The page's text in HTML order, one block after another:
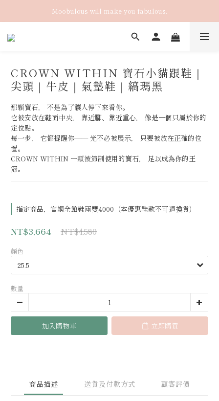
Moobulous will make you fabulous.
CROWN WITHIN 寶石小貓跟鞋｜
尖頭｜牛皮｜氣墊鞋｜縞瑪黑
那顆寶石， 不是為了讓人停下來看你。
它被安放在鞋面中央， 靠近腳、靠近重心， 像是一個只屬於你的
定位點。
每一步， 它都提醒你—— 光不必被展示， 只要被放在正確的位
置。
CROWN WITHIN 一顆被節制使用的寶石， 足以成為你的王
冠。
指定商品，官網全館鞋兩雙4000（本優惠鞋款不可退換貨）
NT$3,664 NT$4,580
顏色
數量
加入購物車 立即購買
商品描述 送貨及付款方式 顧客評價